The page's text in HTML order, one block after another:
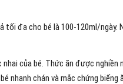
tối đa cho bé là 100-120ml/
của bé. Thức ăn được nghiền
nhanh chán và mắc chứng biếng